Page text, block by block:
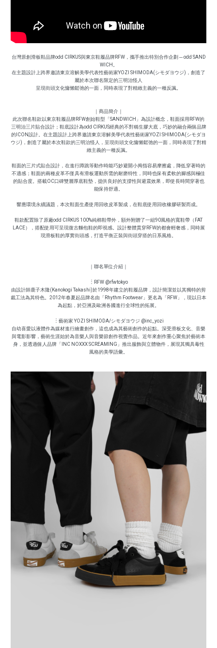
台灣原創滑板鞋品牌odd CIRKUS與東京鞋履品牌RFW，攜手推出特別合作企劃 ─ odd SAND
WICH。
在主題設計上跨界邀請東京溶解美學代表性藝術家YOZI SHIMODA(シモダヨウジ)，創造了
屬於本次聯名限定的三明治怪人
呈現街頭文化慵懶鬆弛的一面，同時表現了對精緻主義的一種反諷。
｜商品簡介｜
此次聯名鞋款以東京鞋履品牌RFW創始鞋型「SANDWICH」為設計概念，鞋面採用RFW的
三明治三片貼合設計；鞋底設計為odd CIRKUS經典的不對稱生膠大底，巧妙的融合兩個品牌
的ICON設計。在主題設計上跨界邀請東京溶解美學代表性藝術家YOZI SHIMODA(シモダヨ
ウジ)，創造了屬於本次鞋款的三明治怪人，呈現街頭文化慵懶鬆弛的一面，同時表現了對精
緻主義的一種反諷。
鞋面的三片式貼合設計，在進行蹲跳等動作時能巧妙避開小拇指容易摩擦處，降低穿著時的
不適感；鞋面的兩種皮革不僅具有滑板運動所需的耐磨特性，同時也保有柔軟的腳感與極佳
的貼合度。搭載OC口碑雙層厚底鞋墊，提供良好的支撐性與避震效果，即使長時間穿著也
能保持舒適。
響應環境永續議題，本次鞋面生產使用回收皮革製成，在鞋底使用回收橡膠研製而成。
鞋款配置除了原廠odd CIRKUS 100%純棉鞋帶外，額外附贈了一組90風格的寬鞋帶（FAT
LACE），搭配使用可呈現復古麵包鞋的即視感。設計整體貫穿RFW的都會輕奢感，同時展
現滑板鞋的厚實街頭感，打造平衡正裝與街頭穿搭的日系風格。
｜聯名單位介紹｜
︙RFW @rfwtokyo
由設計師鹿子木隆(Kanokogi Takashi)於1998年建立的鞋履品牌，設計簡潔並以其獨特的剪
裁工法為其特色。2012年春夏起品牌名由「Rhythm Footwear」更名為「RFW」，現以日本
為起點，於亞洲及歐洲各國進行全球性的拓展。
︙藝術家 YOZI SHIMODA/シモダヨウジ @inc_yozi
自幼喜愛以液體作為媒材進行繪畫創作，這也成為其藝術創作的起點。深受滑板文化、音樂
與電影影響，藝術生涯始於為音樂人與音樂節創作視覺作品。近年來創作重心聚焦於藝術本
身，並透過個人品牌「INC NOXXX SCREAMING」推出服飾與立體物件，展現其獨具毒性
風格的美學語彙。